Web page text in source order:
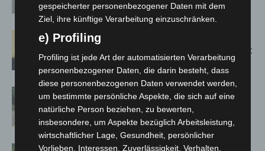
Spanien zurück
Hannover: Erste Tigermücken-
Population in Niedersachsen entdeckt
Brand im „Haus der Begegnung“ in
Neuwarmbüchen schnell eingedämmt
gespeicherter personenbezogener Daten mit dem
Ziel, ihre künftige Verarbeitung einzuschränken.
e) Profiling
Profiling ist jede Art der automatisierten Verarbeitung
personenbezogener Daten, die darin besteht, dass
diese personenbezogenen Daten verwendet werden,
um bestimmte persönliche Aspekte, die sich auf eine
natürliche Person beziehen, zu bewerten,
insbesondere, um Aspekte bezüglich Arbeitsleistung,
wirtschaftlicher Lage, Gesundheit, persönlicher
Vorlieben, Interessen, Zuverlässigkeit, Verhalten,